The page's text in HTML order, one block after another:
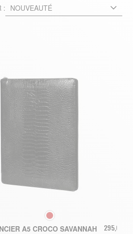
:
COULEUR
A5 CROCO SAVANNAH 295,00 €